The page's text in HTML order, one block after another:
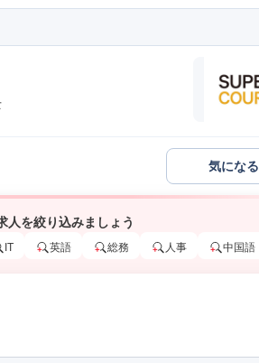
気になる
人を絞り込みましょう
IT 英語 総務 人事 中国語